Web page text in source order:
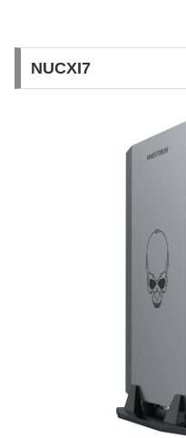
NUCXI7